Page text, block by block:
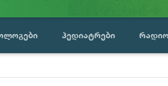
პედიატრები